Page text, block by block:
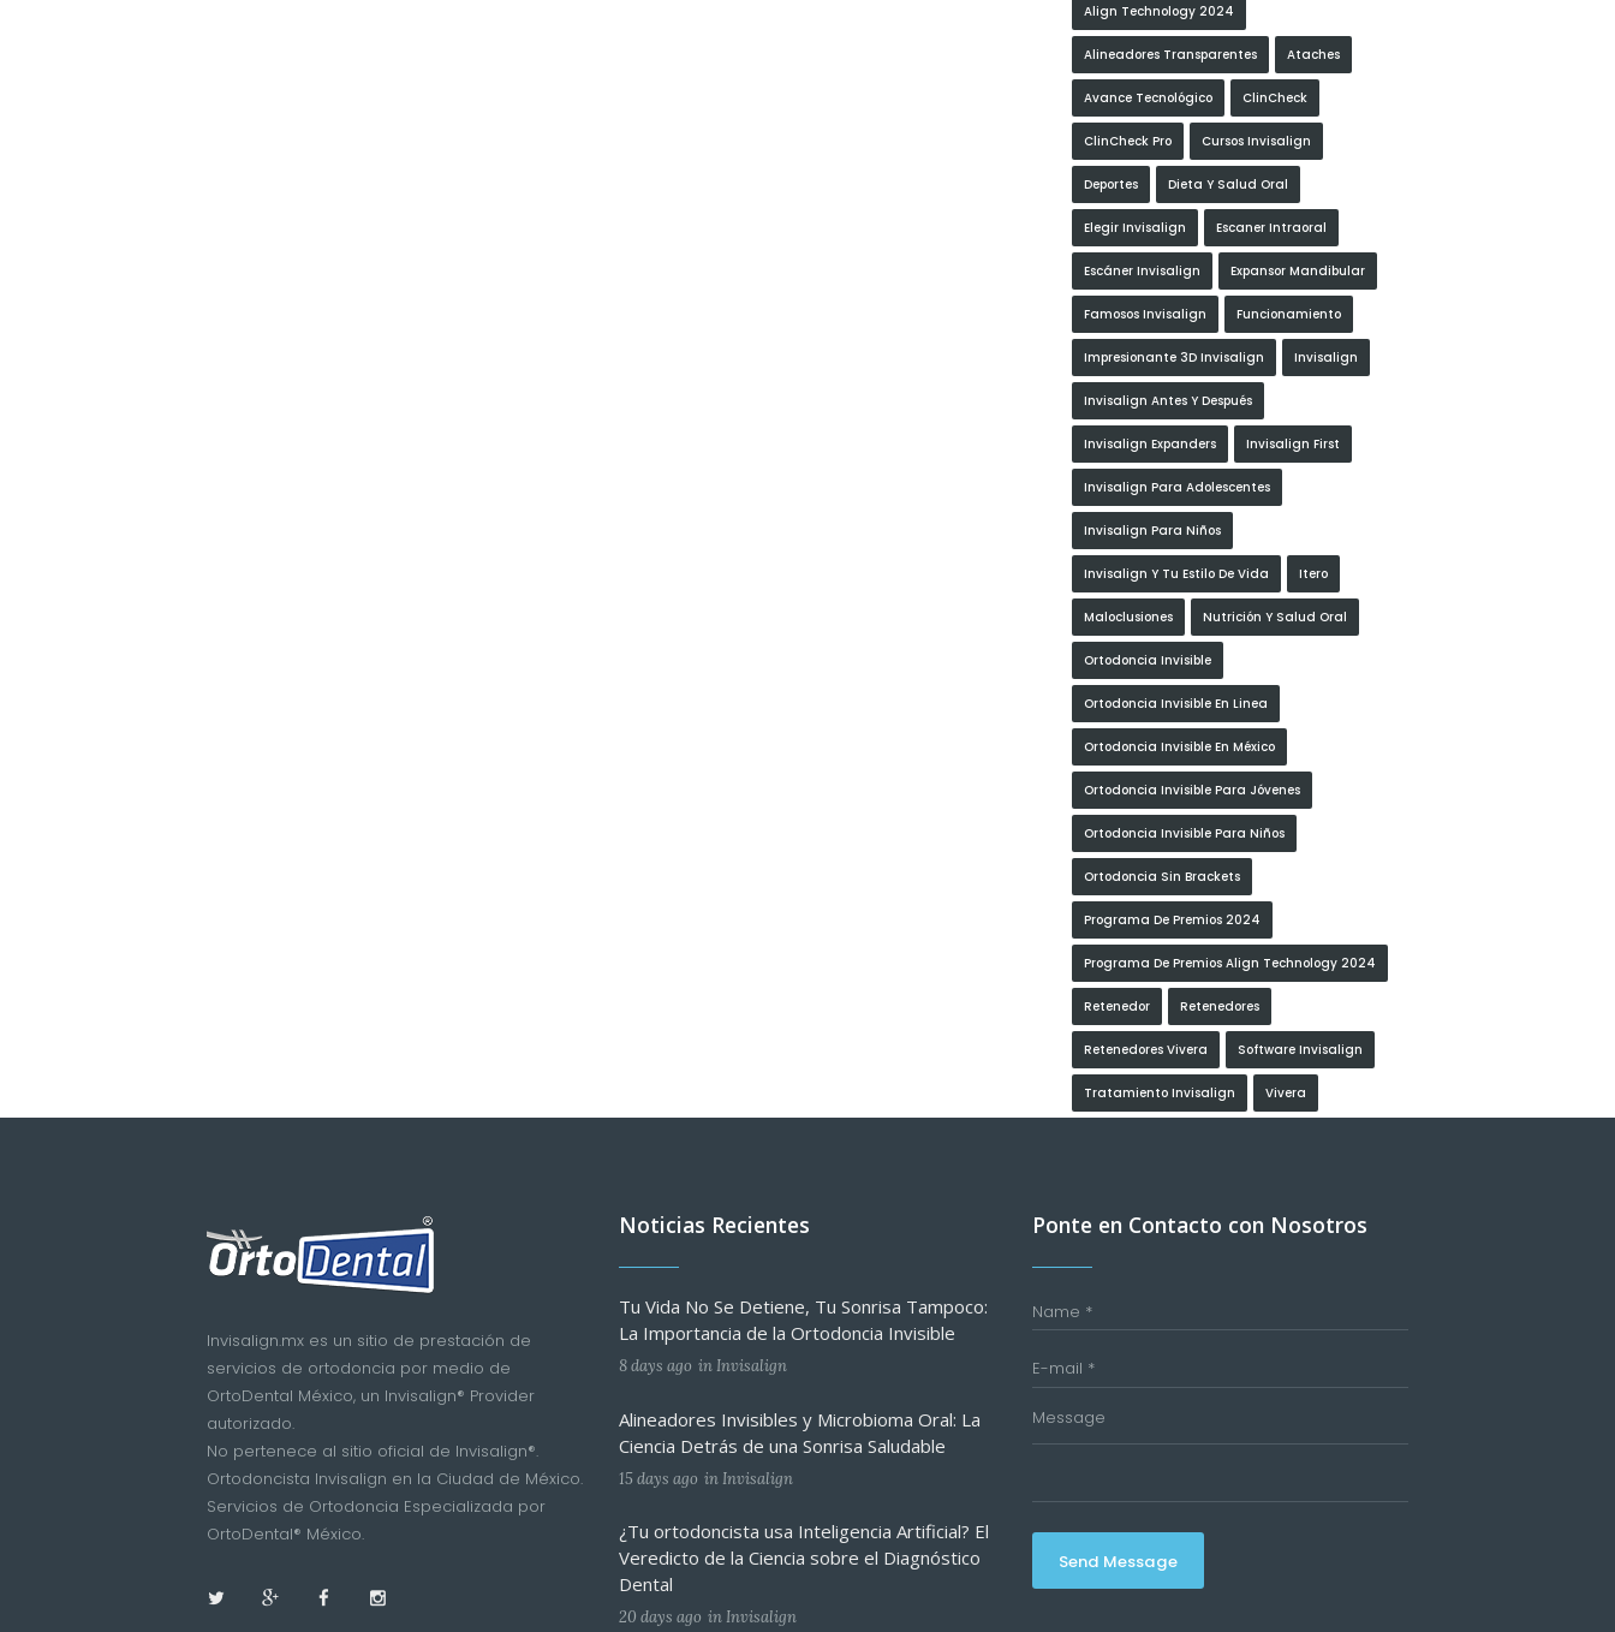
Align Technology 2024
Alineadores Transparentes Ataches
Avance Tecnológico ClinCheck
ClinCheck Pro Cursos Invisalign
Deportes Dieta Y Salud Oral
Elegir Invisalign Escaner Intraoral
Escáner Invisalign Expansor Mandibular
Famosos Invisalign Funcionamiento
Impresionante 3D Invisalign Invisalign
Invisalign Antes Y Después
Invisalign Expanders Invisalign First
Invisalign Para Adolescentes
Invisalign Para Niños
Invisalign Y Tu Estilo De Vida Itero
Maloclusiones Nutrición Y Salud Oral
Ortodoncia Invisible
Ortodoncia Invisible En Linea
Ortodoncia Invisible En México
Ortodoncia Invisible Para Jóvenes
Ortodoncia Invisible Para Niños
Ortodoncia Sin Brackets
Programa De Premios 2024
Programa De Premios Align Technology 2024
Retenedor Retenedores
Retenedores Vivera Software Invisalign
Tratamiento Invisalign Vivera
Invisalign.mx es un sitio de prestación de
servicios de ortodoncia por medio de
OrtoDental México, un Invisalign® Provider
autorizado.
No pertenece al sitio oficial de Invisalign®.
Ortodoncista Invisalign en la Ciudad de México.
Servicios de Ortodoncia Especializada por
OrtoDental® México.
Noticias Recientes
Tu Vida No Se Detiene, Tu Sonrisa Tampoco:
La Importancia de la Ortodoncia Invisible
8 days ago inInvisalign
Alineadores Invisibles y Microbioma Oral: La
Ciencia Detrás de una Sonrisa Saludable
15 days ago inInvisalign
¿Tu ortodoncista usa Inteligencia Artificial? El
Veredicto de la Ciencia sobre el Diagnóstico
Dental
20 days ago inInvisalign
Ponte en Contacto con Nosotros
Send Message